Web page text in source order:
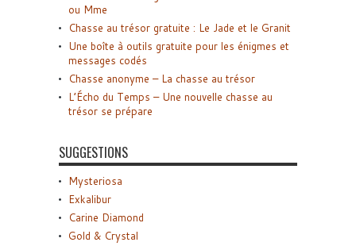
ou Mme
Chasse au trésor gratuite : Le Jade et le Granit
Une boîte à outils gratuite pour les énigmes et
messages codés
Chasse anonyme – La chasse au trésor
L’Écho du Temps – Une nouvelle chasse au
trésor se prépare
SUGGESTIONS
Mysteriosa
Exkalibur
Carine Diamond
Gold & Crystal